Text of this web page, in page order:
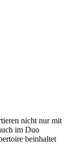
nicht nur mit
im Duo
beinhaltet